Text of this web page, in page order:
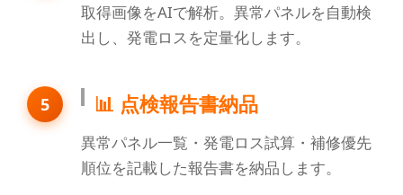
取得画像をAIで解析。異常パネルを自動検
出し、発電ロスを定量化します。
5 📊 点検報告書納品
異常パネル一覧・発電ロス試算・補修優先
順位を記載した報告書を納品します。